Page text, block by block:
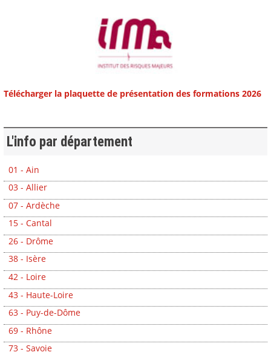
Télécharger la plaquette de présentation des formations 2026
L'info par département
01 - Ain
03 - Allier
07 - Ardèche
15 - Cantal
26 - Drôme
38 - Isère
42 - Loire
43 - Haute-Loire
63 - Puy-de-Dôme
69 - Rhône
73 - Savoie